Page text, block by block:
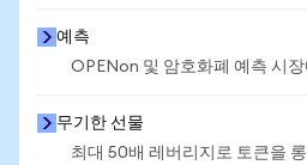
예측
OPENon 및 암호화폐 예측 시
무기한 선물
최대 50배 레버리지로 토큰을